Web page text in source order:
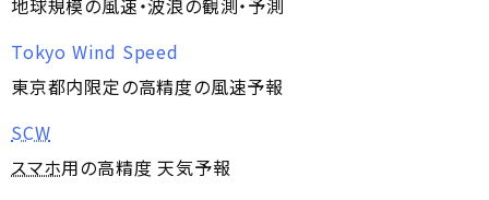
Tokyo Wind Speed
東京都内限定の高精度の風速予報
SCW
スマホ用の高精度 天気予報